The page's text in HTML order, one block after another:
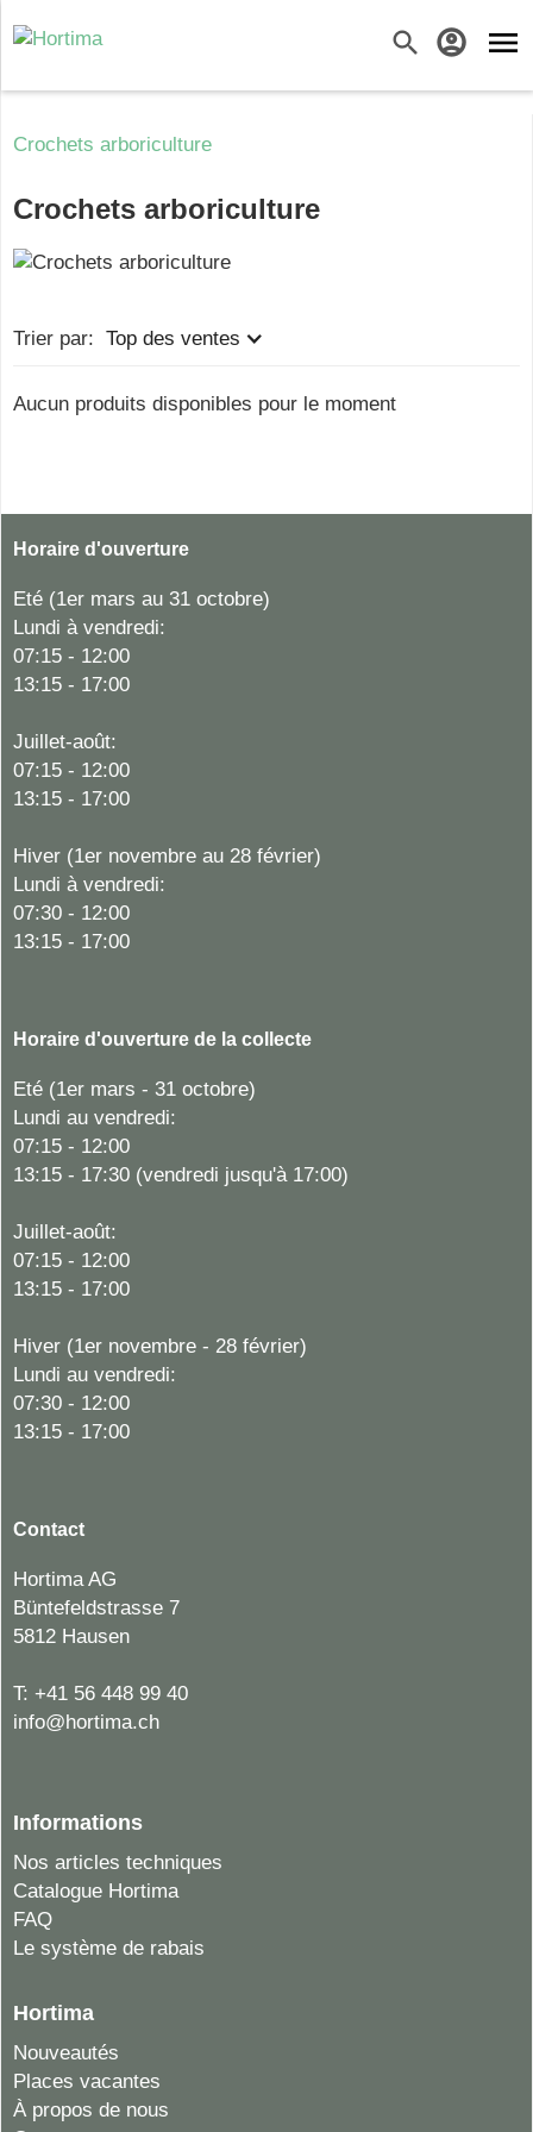
search account_circle menu
Crochets arboriculture
Crochets arboriculture
Trier par: Top des ventes
Aucun produits disponibles pour le moment
Horaire d'ouverture
Eté (1er mars au 31 octobre)
Lundi à vendredi:
07:15 - 12:00
13:15 - 17:00
Juillet-août:
07:15 - 12:00
13:15 - 17:00
Hiver (1er novembre au 28 février)
Lundi à vendredi:
07:30 - 12:00
13:15 - 17:00
Horaire d'ouverture de la collecte
Eté (1er mars - 31 octobre)
Lundi au vendredi:
07:15 - 12:00
13:15 - 17:30 (vendredi jusqu'à 17:00)
Juillet-août:
07:15 - 12:00
13:15 - 17:00
Hiver (1er novembre - 28 février)
Lundi au vendredi:
07:30 - 12:00
13:15 - 17:00
Contact
Hortima AG
Büntefeldstrasse 7
5812 Hausen
T: +41 56 448 99 40
info@hortima.ch
Informations
Nos articles techniques
Catalogue Hortima
FAQ
Le système de rabais
Hortima
Nouveautés
Places vacantes
À propos de nous